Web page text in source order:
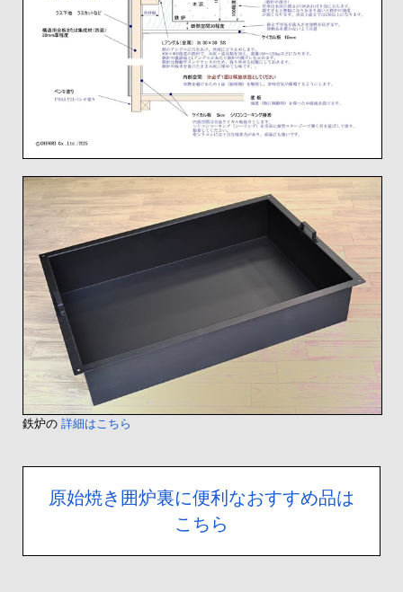
鉄炉の 詳細はこちら
原始焼き囲炉裏に便利なおすすめ品は
こちら